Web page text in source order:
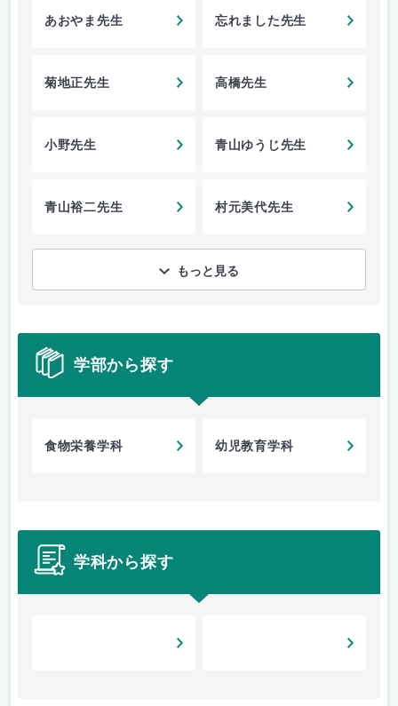
あおやま先生 忘れました先生
菊地正先生 高橋先生
小野先生 青山ゆうじ先生
青山裕二先生 村元美代先生
もっと見る
学部から探す
食物栄養学科 幼児教育学科
学科から探す